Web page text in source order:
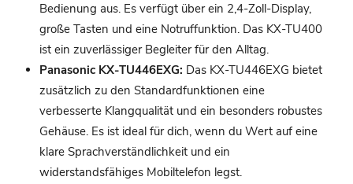
Bedienung aus. Es verfügt über ein 2,4-Zoll-Display,
große Tasten und eine Notruffunktion. Das KX-TU400
ist ein zuverlässiger Begleiter für den Alltag.
Panasonic KX-TU446EXG: Das KX-TU446EXG bietet
zusätzlich zu den Standardfunktionen eine
verbesserte Klangqualität und ein besonders robustes
Gehäuse. Es ist ideal für dich, wenn du Wert auf eine
klare Sprachverständlichkeit und ein
widerstandsfähiges Mobiltelefon legst.